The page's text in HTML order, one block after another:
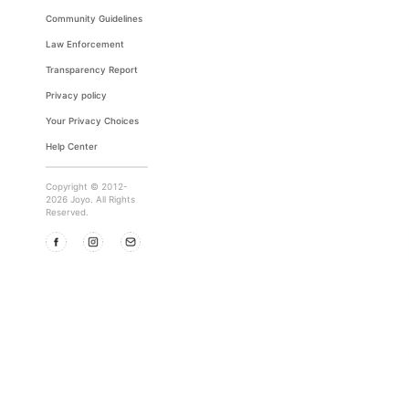
Community Guidelines
Law Enforcement
Transparency Report
Privacy policy
Your Privacy Choices
Help Center
Copyright © 2012-
2026 Joyo. All Rights
Reserved.